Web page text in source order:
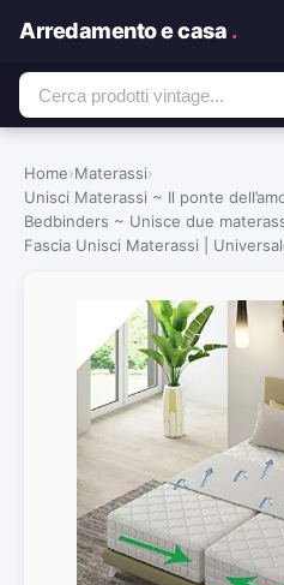
Arredamento e casa .
Home›Materassi›
Unisci Materassi ~ Il ponte
Bedbinders ~ Unisce due
Fascia Unisci Materassi |